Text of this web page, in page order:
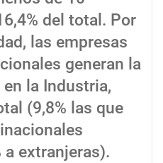
del total. Por
las empresas
generan la
la Industria,
(9,8% las que
a extranjeras).